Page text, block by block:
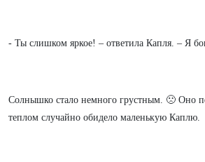
- Ты слишком яркое! – ответила Капля. – Я
Солнышко стало немного грустным. 🙁 Оно
теплом случайно обидело маленькую Каплю.